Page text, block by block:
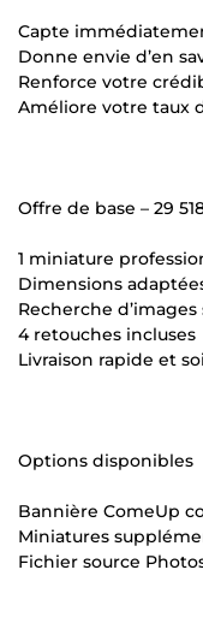
Capte
Donne envie d’en
Renforce votre
Améliore votre taux
Offre de base – 29
1 miniature
Dimensions
Recherche d’images
4 retouches incluses
Livraison rapide et
Options disponibles
Bannière ComeUp
Miniatures
Fichier source